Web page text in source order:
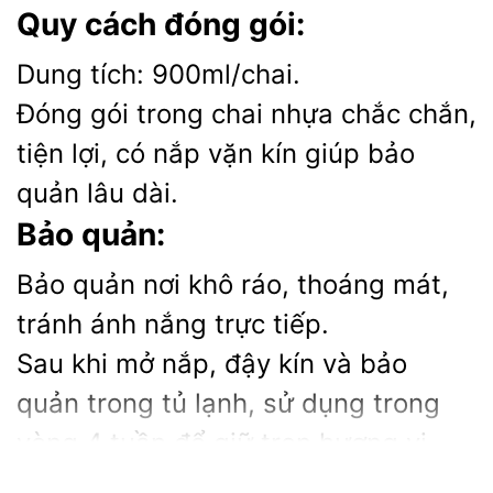
Quy cách đóng gói:
Dung tích: 900ml/chai.
Đóng gói trong chai nhựa chắc chắn,
tiện lợi, có nắp vặn kín giúp bảo
quản lâu dài.
Bảo quản:
Bảo quản nơi khô ráo, thoáng mát,
tránh ánh nắng trực tiếp.
Sau khi mở nắp, đậy kín và bảo
quản trong tủ lạnh, sử dụng trong
vòng 4 tuần để giữ trọn hương vị.